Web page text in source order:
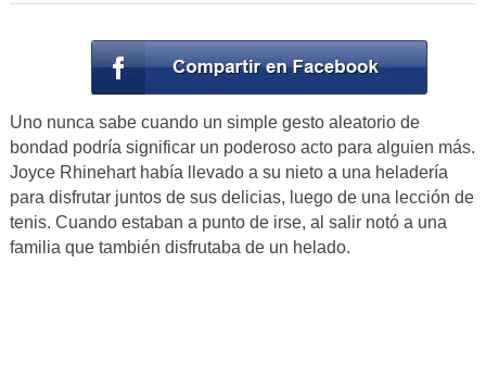
Uno nunca sabe cuando un simple gesto aleatorio de
bondad podría significar un poderoso acto para alguien más.
Joyce Rhinehart había llevado a su nieto a una heladería
para disfrutar juntos de sus delicias, luego de una lección de
tenis. Cuando estaban a punto de irse, al salir notó a una
familia que también disfrutaba de un helado.